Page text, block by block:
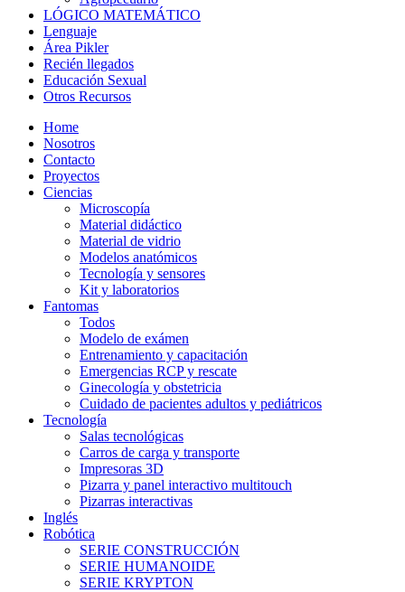
LÓGICO MATEMÁTICO
Lenguaje
Área Pikler
Recién llegados
Educación Sexual
Otros Recursos
Home
Nosotros
Contacto
Proyectos
Ciencias
Microscopía
Material didáctico
Material de vidrio
Modelos anatómicos
Tecnología y sensores
Kit y laboratorios
Fantomas
Todos
Modelo de exámen
Entrenamiento y capacitación
Emergencias RCP y rescate
Ginecología y obstetricia
Cuidado de pacientes adultos y pediátricos
Tecnología
Salas tecnológicas
Carros de carga y transporte
Impresoras 3D
Pizarra y panel interactivo multitouch
Pizarras interactivas
Inglés
Robótica
SERIE CONSTRUCCIÓN
SERIE HUMANOIDE
SERIE KRYPTON